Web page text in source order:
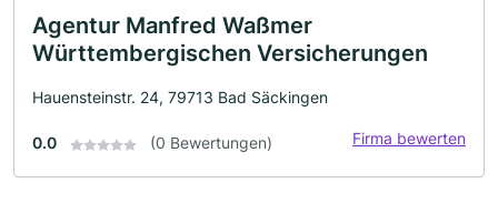
Agentur Manfred Waßmer
Württembergischen Versicherungen
Hauensteinstr. 24, 79713 Bad Säckingen
0.0 (0 Bewertungen) Firma bewerten